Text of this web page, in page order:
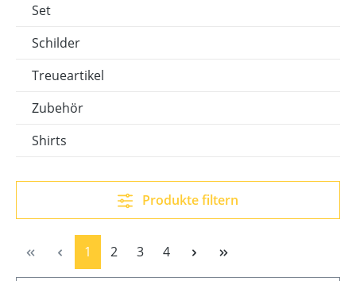
Set
Schilder
Treueartikel
Zubehör
Shirts
Produkte filtern
Seite
1 Seite
2 Seite
3 Seite
4